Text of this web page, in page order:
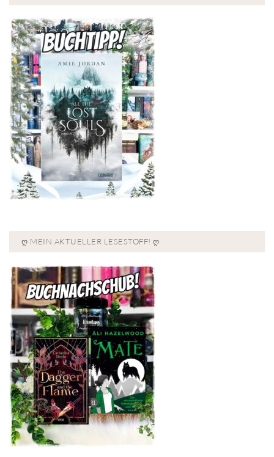
Ღ MEIN AKTUELLER LESESTOFF! Ღ